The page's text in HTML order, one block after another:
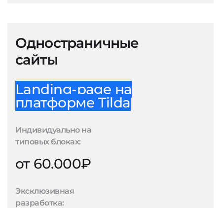
Одностраничные
сайты
Landing-page на
платформе Tilda
Индивидуально на
типовых блоках:
от 60.000₽
Эксклюзивная
разработка: